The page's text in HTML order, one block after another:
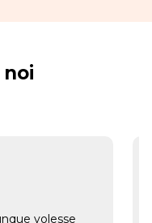
noi
volesse